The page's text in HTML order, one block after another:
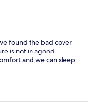
found the bad cover
is not in agood
and we can sleep